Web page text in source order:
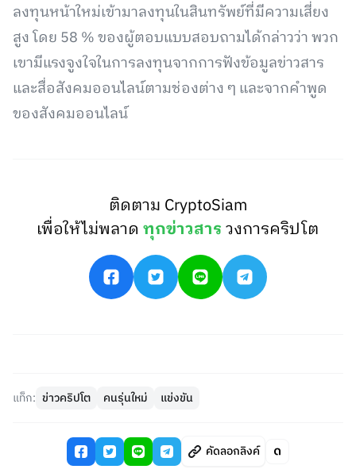
ลงทุนหน้าใหม่เข้ามาลงทุนในสินทรัพย์ที่มีความเสี่ยง
สูง โดย 58 % ของผู้ตอบแบบสอบถามได้กล่าวว่า พวก
เขามีแรงจูงใจในการลงทุนจากการฟังข้อมูลข่าวสาร
และสื่อสังคมออนไลน์ตามช่องต่าง ๆ และจากคำพูด
ของสังคมออนไลน์
ติดตาม CryptoSiam
เพื่อให้ไม่พลาดทุกข่าวสารวงการคริปโต
แท็ก: ข่าวคริปโต คนรุ่นใหม่ แข่งขัน
คัดลอกลิงค์